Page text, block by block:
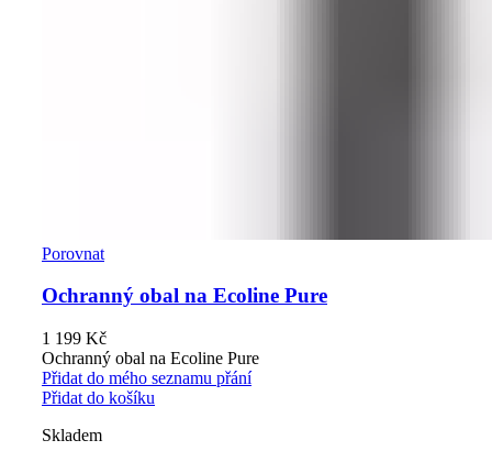
Porovnat
Ochranný obal na Ecoline Pure
1 199 Kč
Ochranný obal na Ecoline Pure
Přidat do mého seznamu přání
Přidat do košíku
Skladem